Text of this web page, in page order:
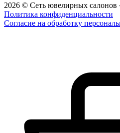
2026 © Сеть ювелирных салонов
Политика конфиденциальности
Согласие на обработку